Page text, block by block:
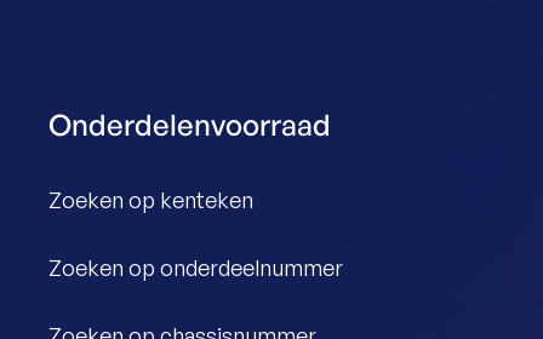
Onderdelenvoorraad
Zoeken op kenteken
Zoeken op onderdeelnummer